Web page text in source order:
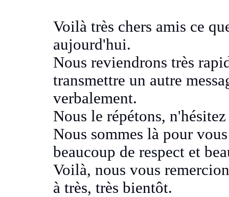
Voilà très chers amis ce
aujourd'hui.
Nous reviendrons très
transmettre un autre
verbalement.
Nous le répétons,
Nous sommes là pour
beaucoup de respect et
Voilà, nous vous
à très, très bientôt.